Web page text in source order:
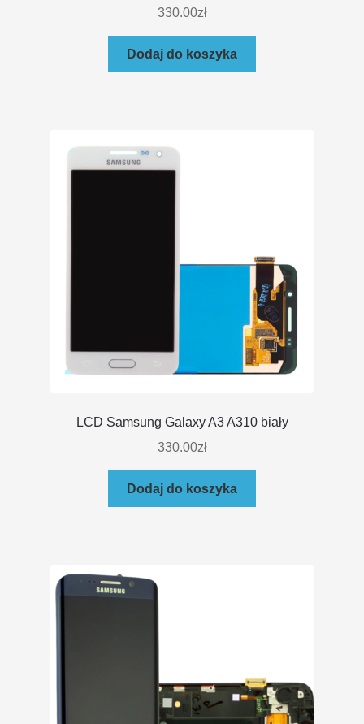
330.00zł
Dodaj do koszyka
LCD Samsung Galaxy A3 A310 biały
330.00zł
Dodaj do koszyka